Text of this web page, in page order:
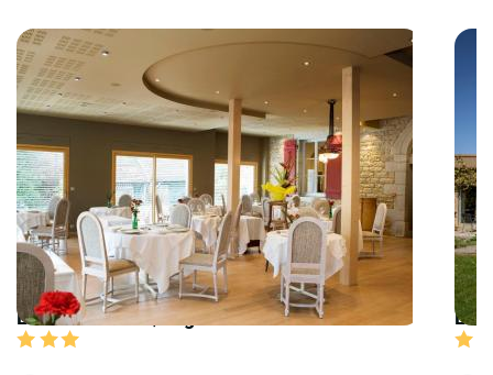
LOGIS HOTELS | Logis Hôtel les Caudalies